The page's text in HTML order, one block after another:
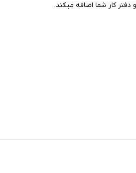
کار شما اضافه میکند.